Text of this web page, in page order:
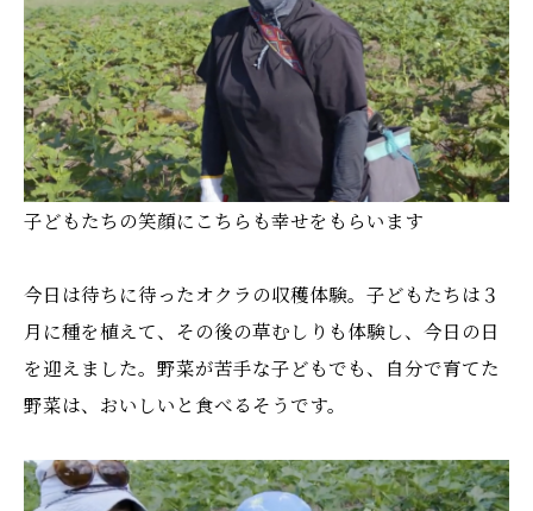
子どもたちの笑顔にこちらも幸せをもらいます
今日は待ちに待ったオクラの収穫体験。子どもたちは３
月に種を植えて、その後の草むしりも体験し、今日の日
を迎えました。野菜が苦手な子どもでも、自分で育てた
野菜は、おいしいと食べるそうです。